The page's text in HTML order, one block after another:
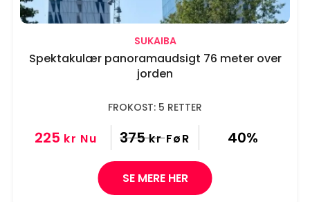
SUKAIBA
Spektakulær panoramaudsigt 76 meter over
jorden
FROKOST: 5 RETTER
225 kr Nu 375 kr FøR 40%
SE MERE HER